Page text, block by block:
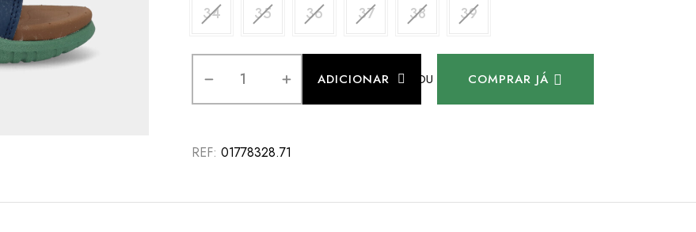
34 35 36 37 38 39
ADICIONAR OU COMPRAR JÁ
REF: 01778328.71